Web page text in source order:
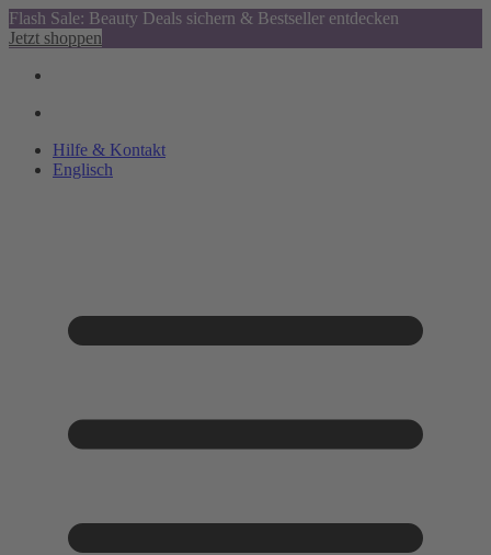
Flash Sale: Beauty Deals sichern & Bestseller entdecken
Jetzt shoppen
Hilfe & Kontakt
Englisch